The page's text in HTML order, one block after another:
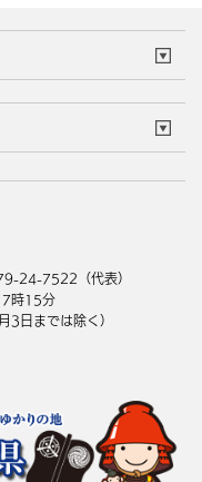
内
24-7522（代表）
時15分
3日までは除く）